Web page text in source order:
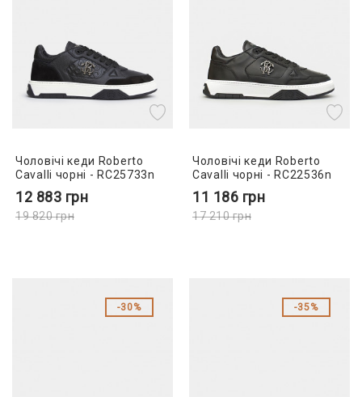
Чоловічі кеди Roberto
Cavalli чорні - RC25733n
12 883 грн
19 820грн
Чоловічі кеди Roberto
Cavalli чорні - RC22536n
11 186 грн
17 210грн
30% 35%